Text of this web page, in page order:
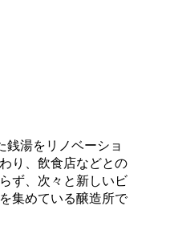
銭湯をリノベーショ
り、飲食店などとの
ず、次々と新しいビ
集めている醸造所で